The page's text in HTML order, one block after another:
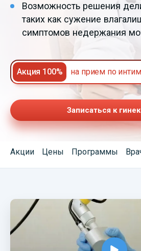
Возможность решения
таких как сужение
симптомов недержания
Акция 100% на прием по
Записаться к
Акции Цены Программы